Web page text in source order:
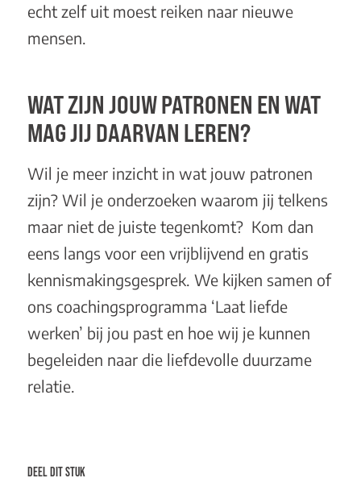
echt zelf uit moest reiken naar nieuwe
mensen.
WAT ZIJN JOUW PATRONEN EN WAT
MAG JIJ DAARVAN LEREN?
Wil je meer inzicht in wat jouw patronen
zijn? Wil je onderzoeken waarom jij telkens
maar niet de juiste tegenkomt? Kom dan
eens langs voor een vrijblijvend en gratis
kennismakingsgesprek. We kijken samen of
ons coachingsprogramma ‘Laat liefde
werken’ bij jou past en hoe wij je kunnen
begeleiden naar die liefdevolle duurzame
relatie.
DEEL DIT STUK